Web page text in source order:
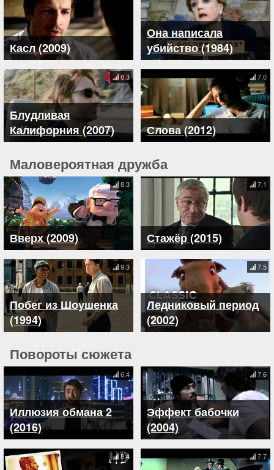
Касл (2009)
Она написала
убийство (1984)
Блудливая
Калифорния (2007)
8.3
Слова (2012)
7.0
Маловероятная дружба
Вверх (2009)
8.3
Стажёр (2015)
7.1
Побег из Шоушенка
(1994)
9.3
Ледниковый период
(2002)
7.5
Повороты сюжета
Иллюзия обмана 2
(2016)
6.4
Эффект бабочки
(2004)
7.6
8.4 7.7